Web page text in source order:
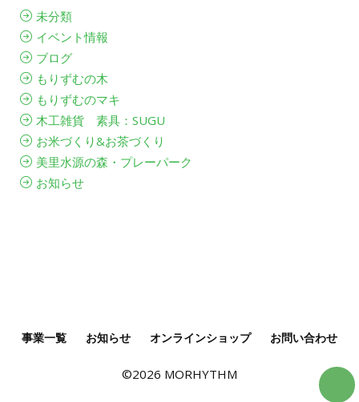
未分類
イベント情報
ブログ
もりずむの木
もりずむのマキ
木工雑貨 素具：SUGU
お米づくり&お茶づくり
美里水源の森・プレーパーク
お知らせ
事業一覧 お知らせ オンラインショップ お問い合わせ
©2026 MORHYTHM